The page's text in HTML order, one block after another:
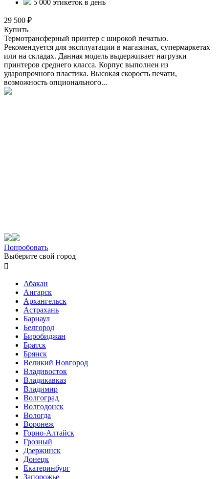
5 000 этикеток в день
29 500 ₽
Купить
Термотрансферный принтер с широкой печатью.
Рекомендуется для эксплуатации в магазинах, супермаркетах
или на складах. Данная модель выдерживает нагрузки
принтеров среднего класса. Корпус выполнен из
ударопрочного пластика. Высокая скорость печати,
возможность опционального...
Попробовать
Выберите свой город

Абакан
Ангарск
Архангельск
Астрахань
Барнаул
Белгород
Биробиджан
Братск
Брянск
Великий Новгород
Владивосток
Владикавказ
Владимир
Волгоград
Волгодонск
Вологда
Воронеж
Горно-Алтайск
Грозный
Дзержинск
Донецк
Екатеринбург
Запорожье